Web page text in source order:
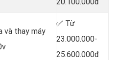
20.100.000đ
và thay máy
✅ Từ
23.000.000-
25.600.000đ